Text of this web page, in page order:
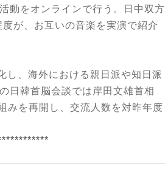
動をオンラインで行う。日中双方
度が、お互いの音楽を実演で紹介
し、海外における親日派や知日派
日韓首脳会談では岸田文雄首相
みを再開し、交流人数を対昨年度